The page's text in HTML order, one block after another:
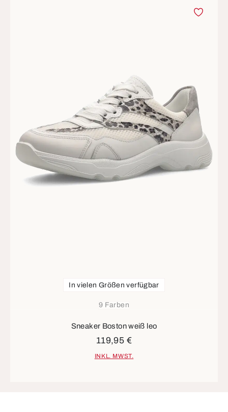
9 Farben
In vielen Größen verfügbar
Sneaker Boston weiß leo
119,95 €
INKL. MWST.